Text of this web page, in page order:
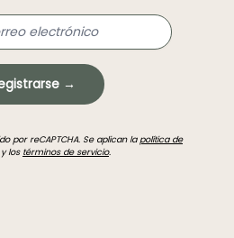
→
por reCAPTCHA. Se aplican la política de
los términos de servicio.